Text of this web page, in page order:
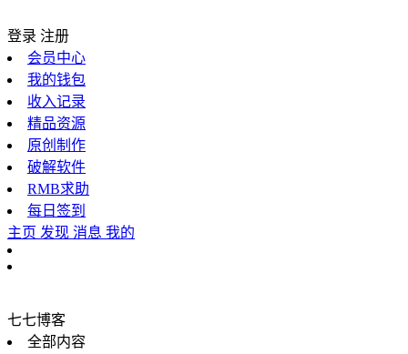
登录 注册
会员中心
我的钱包
收入记录
精品资源
原创制作
破解软件
RMB求助
每日签到
主页 发现 消息 我的
七七博客
全部内容